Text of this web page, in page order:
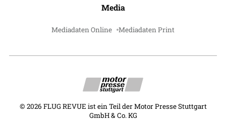
Media
Mediadaten Online Mediadaten Print
© 2026 FLUG REVUE ist ein Teil der Motor Presse Stuttgart
GmbH & Co. KG